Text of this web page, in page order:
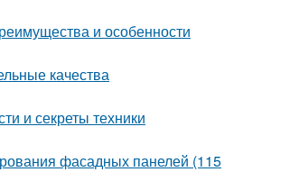
и особенности
качества
и секреты техники
фасадных панелей (115